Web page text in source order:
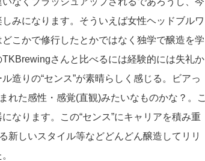
みになります。そういえば女性ヘッドブルワ
こかで修行したとかではなく独学で醸造を学
さんと比べるには経験的には失礼か
造りの“センス”が素晴らしく感じる。ビアっ
れた感性・感覚(直観)みたいなものかな？。こ
なります。この“センス”にキャリアを積み重
新しいスタイル等などどんどん醸造してリリ